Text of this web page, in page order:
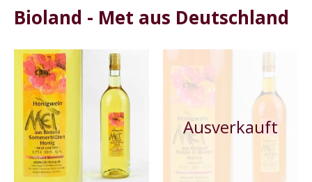
Bioland - Met aus Deutschland
Dieses
Produkt
weist
mehrere
Varianten
auf.
Die
Optionen
weist
mehrere
Varianten
auf.
Die
Optionen